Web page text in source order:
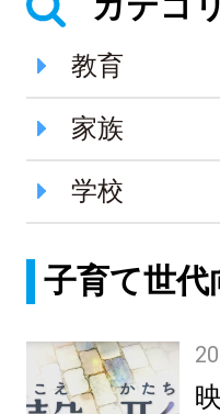
教育
家族
学校
子育て世